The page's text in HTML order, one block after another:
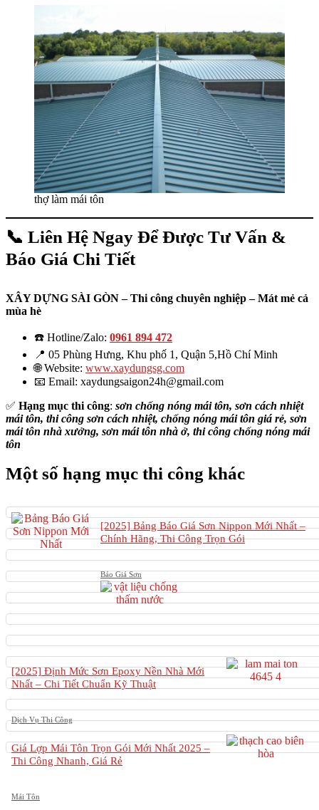
thợ làm mái tôn
📞 Liên Hệ Ngay Để Được Tư Vấn &
Báo Giá Chi Tiết
XÂY DỰNG SÀI GÒN – Thi công chuyên nghiệp – Mát mẻ cả
mùa hè
☎️ Hotline/Zalo: 0961 894 472
📍 05 Phùng Hưng, Khu phố 1, Quận 5,Hồ Chí Minh
🌐 Website: www.xaydungsg.com
📧 Email: xaydungsaigon24h@gmail.com
✅ Hạng mục thi công: sơn chống nóng mái tôn, sơn cách nhiệt
mái tôn, thi công sơn cách nhiệt, chống nóng mái tôn giá rẻ, sơn
mái tôn nhà xưởng, sơn mái tôn nhà ở, thi công chống nóng mái
tôn
Một số hạng mục thi công khác
[2025] Bảng Báo Giá Sơn Nippon Mới Nhất –
Chính Hãng, Thi Công Trọn Gói
Báo Giá Sơn
[2025] Định Mức Sơn Epoxy Nền Nhà Mới
Nhất – Chi Tiết Chuẩn Kỹ Thuật
Dịch Vụ Thi Công
Giá Lợp Mái Tôn Trọn Gói Mới Nhất 2025 –
Thi Công Nhanh, Giá Rẻ
Mái Tôn